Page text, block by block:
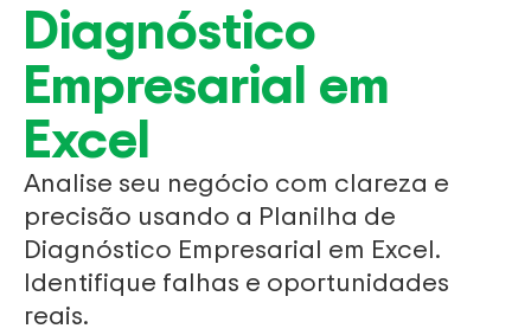
Diagnóstico
Empresarial em
Excel
Analise seu negócio com clareza e
precisão usando a Planilha de
Diagnóstico Empresarial em Excel.
Identifique falhas e oportunidades
reais.